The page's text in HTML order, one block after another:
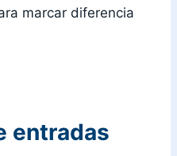
marcar diferencia
entradas